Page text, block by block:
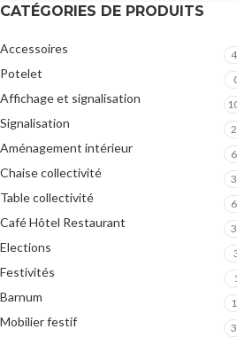
CATÉGORIES DE PRODUITS
Accessoires
Potelet
Affichage et signalisation
Signalisation
Aménagement intérieur
Chaise collectivité
Table collectivité
Café Hôtel Restaurant
Elections
Festivités
Barnum
Mobilier festif